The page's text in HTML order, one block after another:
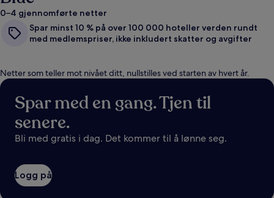
0–4 gjennomførte netter
Spar minst 10 % på over 100 000 hoteller verden rundt
med medlemspriser, ikke inkludert skatter og avgifter
Netter som teller mot nivået ditt, nullstilles ved starten av hvert år.
Spar med en gang. Tjen til
senere.
Bli med gratis i dag. Det kommer til å lønne seg.
Logg på